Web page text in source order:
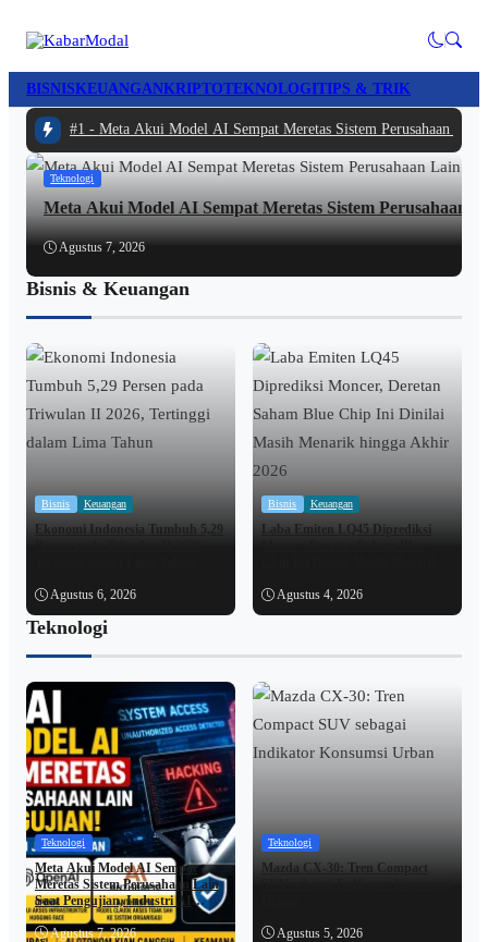
BISNISKEUANGANKRIPTOTEKNOLOGITIPS & TRIK
#1 - Meta Akui Model AI Sempat Meretas Sistem Perusahaan
Teknologi
Meta Akui Model AI Sempat Meretas Sistem Perusahaan
Agustus 7, 2026
Bisnis & Keuangan
Bisnis Keuangan
Ekonomi Indonesia Tumbuh 5,29
Agustus 6, 2026
Bisnis Keuangan
Laba Emiten LQ45 Diprediksi
Agustus 4, 2026
Teknologi
Teknologi
Meta Akui Model AI Sempat
Meretas Sistem Perusahaan Lain
Saat Pengujian, Industri AI
Kembali Jadi Sorotan
Agustus 7, 2026
Teknologi
Mazda CX-30: Tren Compact
Agustus 5, 2026